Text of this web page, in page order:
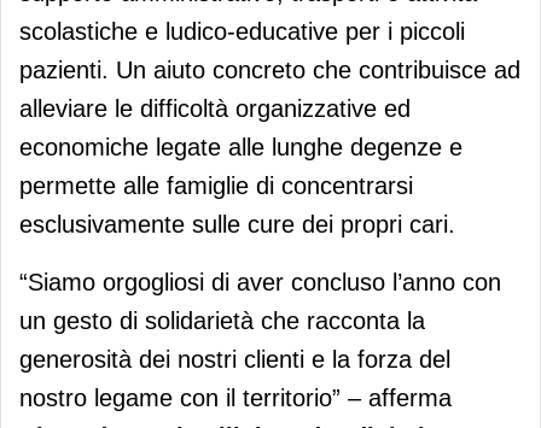
scolastiche e ludico-educative per i piccoli
pazienti. Un aiuto concreto che contribuisce ad
alleviare le difficoltà organizzative ed
economiche legate alle lunghe degenze e
permette alle famiglie di concentrarsi
esclusivamente sulle cure dei propri cari.
“Siamo orgogliosi di aver concluso l’anno con
un gesto di solidarietà che racconta la
generosità dei nostri clienti e la forza del
nostro legame con il territorio” – afferma